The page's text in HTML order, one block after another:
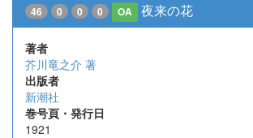
46 0 0 0 OA 夜来の花
著者
芥川竜之介 著
出版者
新潮社
巻号頁・発行日
1921